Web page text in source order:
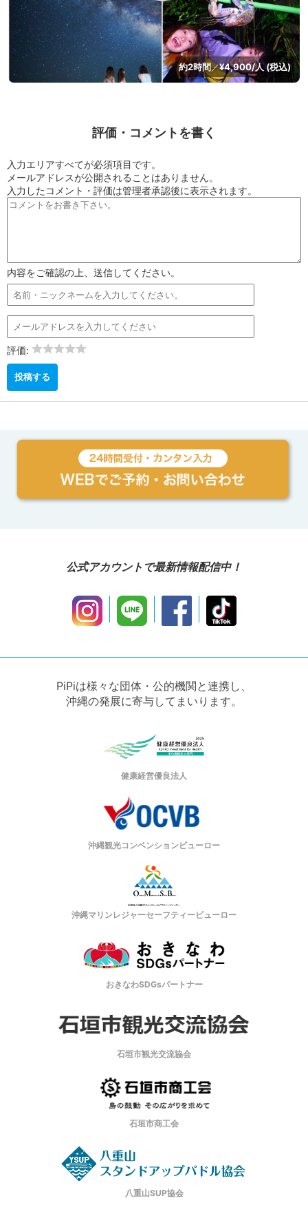
約2時間／¥4,900/人 (税込)
評価・コメントを書く
入力エリアすべてが必須項目です。
メールアドレスが公開されることはありません。
入力したコメント・評価は管理者承認後に表示されます。
内容をご確認の上、送信してください。
評価:
公式アカウントで最新情報配信中！
PiPiは様々な団体・公的機関と連携し、
沖縄の発展に寄与してまいります。
健康経営優良法人
沖縄観光コンベンションビューロー
沖縄マリンレジャーセーフティービューロー
おきなわSDGsパートナー
石垣市観光交流協会
石垣市商工会
八重山SUP協会